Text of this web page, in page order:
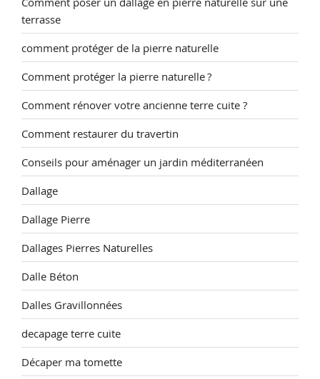
terrasse
comment protéger de la pierre naturelle
Comment protéger la pierre naturelle ?
Comment rénover votre ancienne terre cuite ?
Comment restaurer du travertin
Conseils pour aménager un jardin méditerranéen
Dallage
Dallage Pierre
Dallages Pierres Naturelles
Dalle Béton
Dalles Gravillonnées
decapage terre cuite
Décaper ma tomette